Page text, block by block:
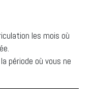
les mois où
période où vous ne